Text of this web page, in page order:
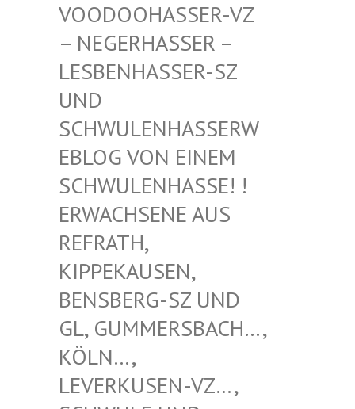
DOOHASSER-VZ – N
EGERHASSER – LES
BENHASSER-SZ UND
SCH
WULENHASSERWEBL
OG VON EINEM SCH
WULENHASSE! ! ERW
ACHSENE AUS REF
RATH, KIP
PEKAUSEN, BEN
SBERG-SZ UND GL,
GUMMERSBACH…, KÖL
N…, LEV
ERKUSEN-VZ…, SCH